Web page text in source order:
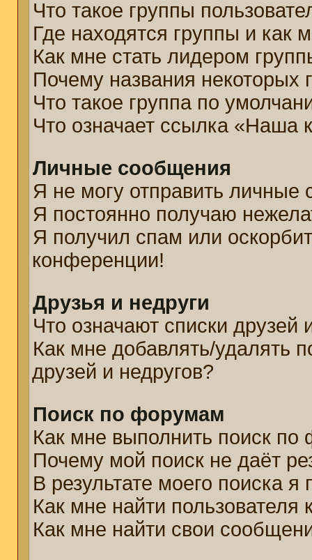
Что такое группы
Где находятся группы и как
Как мне стать лидером
Почему названия некоторых
Что такое группа по
Что означает ссылка «Наша
Личные сообщения
Я не могу отправить личные
Я постоянно получаю
Я получил спам или
конференции!
Друзья и недруги
Что означают списки друзей
Как мне добавлять/удалять
друзей и недругов?
Поиск по форумам
Как мне выполнить поиск
Почему мой поиск не даёт
В результате моего поиска
Как мне найти пользователя
Как мне найти свои